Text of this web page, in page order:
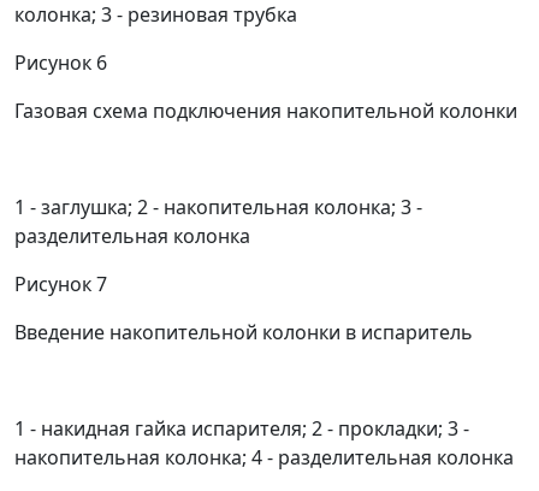
колонка; 3- резиновая трубка
Рисунок 6
Газовая схема подключения накопительной колонки
1 - заглушка; 2- накопительная колонка; 3-
разделительная колонка
Рисунок 7
Введение накопительной колонки в испаритель
1 - накидная гайка испарителя; 2- прокладки; 3-
накопительная колонка; 4- разделительная колонка